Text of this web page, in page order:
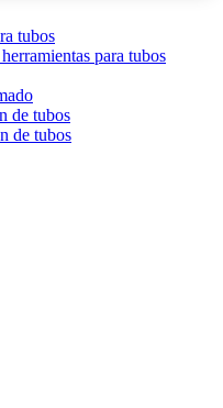
tubos
para tubos
de tubos
de tubos